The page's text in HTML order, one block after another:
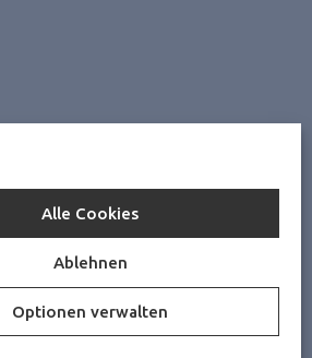
Alle Cookies
Ablehnen
Optionen verwalten